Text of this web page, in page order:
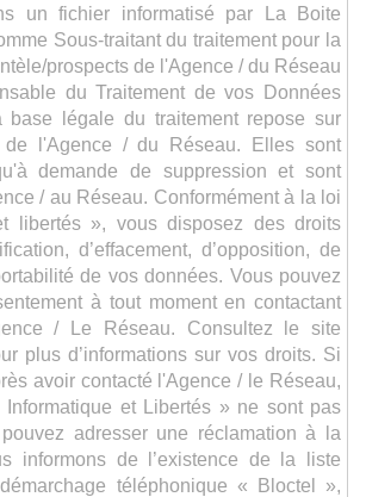
un fichier informatisé par La Boite
Sous-traitant du traitement pour la
prospects de l'Agence / du Réseau
du Traitement de vos Données
base légale du traitement repose sur
de l'Agence / du Réseau. Elles sont
demande de suppression et sont
/ au Réseau. Conformément à la loi
libertés », vous disposez des droits
d’effacement, d’opposition, de
de vos données. Vous pouvez
à tout moment en contactant
/ Le Réseau. Consultez le site
plus d’informations sur vos droits. Si
avoir contacté l'Agence / le Réseau,
et Libertés » ne sont pas
adresser une réclamation à la
informons de l’existence de la liste
téléphonique « Bloctel »,